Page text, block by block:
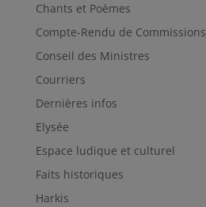
Chants et Poèmes
Compte-Rendu de Commissions
Conseil des Ministres
Courriers
Dernières infos
Elysée
Espace ludique et culturel
Faits historiques
Harkis